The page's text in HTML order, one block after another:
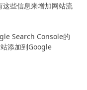
些信息来增加网站流
Search Console的
添加到Google